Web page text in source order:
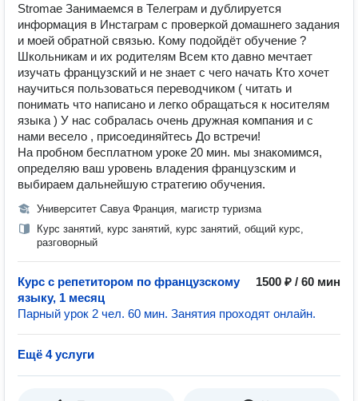
Stromae Занимаемся в Телеграм и дублируется
информация в Инстаграм с проверкой домашнего задания
и моей обратной связью. Кому подойдёт обучение ?
Школьникам и их родителям Всем кто давно мечтает
изучать французский и не знает с чего начать Кто хочет
научиться пользоваться переводчиком ( читать и
понимать что написано и легко обращаться к носителям
языка ) У нас собралась очень дружная компания и с
нами весело , присоединяйтесь До встречи!
На пробном бесплатном уроке 20 мин. мы знакомимся,
определяю ваш уровень владения французским и
выбираем дальнейшую стратегию обучения.
Университет Савуа Франция, магистр туризма
Курс занятий, курс занятий, курс занятий, общий курс,
разговорный
Курс с репетитором по французскому
языку, 1 месяц
1500 ₽ / 60 мин
Парный урок 2 чел. 60 мин. Занятия проходят онлайн.
Ещё 4 услуги